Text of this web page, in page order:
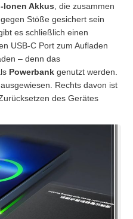
Ionen Akkus , die zusammen
Stöße gesichert sein
es schließlich einen
USB-C Port zum Aufladen
– denn das
Powerbank genutzt werden.
Rechts davon ist
des Gerätes